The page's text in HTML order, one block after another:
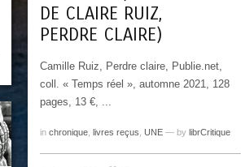
DE CLAIRE RUIZ,
PERDRE CLAIRE)
Camille Ruiz, Perdre claire, Publie.net,
coll. « Temps réel », automne 2021, 128
pages, 13 €, ...
in chronique livres reçus UNE — by librCritique